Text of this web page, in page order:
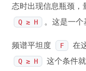
态时出现信息瓶颈
Q ≳ H 。这是一个
频谱平坦度 F 在
Q ≳ H
这个条件